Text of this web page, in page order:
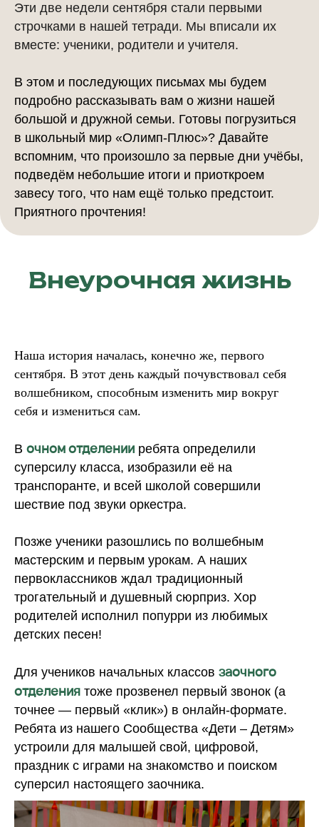
Эти две недели сентября стали первыми
строчками в нашей тетради. Мы вписали их
вместе: ученики, родители и учителя.
В этом и последующих письмах мы будем
подробно рассказывать вам о жизни нашей
большой и дружной семьи. Готовы погрузиться
в школьный мир «Олимп-Плюс»? Давайте
вспомним, что произошло за первые дни учёбы,
подведём небольшие итоги и приоткроем
завесу того, что нам ещё только предстоит.
Приятного прочтения!
Внеурочная жизнь
Наша история началась, конечно же, первого
сентября. В этот день каждый почувствовал себя
волшебником, способным изменить мир вокруг
себя и измениться сам.
В очном отделении ребята определили
суперсилу класса, изобразили её на
транспоранте, и всей школой совершили
шествие под звуки оркестра.
Позже ученики разошлись по волшебным
мастерским и первым урокам. А наших
первоклассников ждал традиционный
трогательный и душевный сюрприз. Хор
родителей исполнил попурри из любимых
детских песен!
Для учеников начальных классов заочного
отделения тоже прозвенел первый звонок (а
точнее — первый «клик») в онлайн-формате.
Ребята из нашего Сообщества «Дети – Детям»
устроили для малышей свой, цифровой,
праздник с играми на знакомство и поиском
суперсил настоящего заочника.